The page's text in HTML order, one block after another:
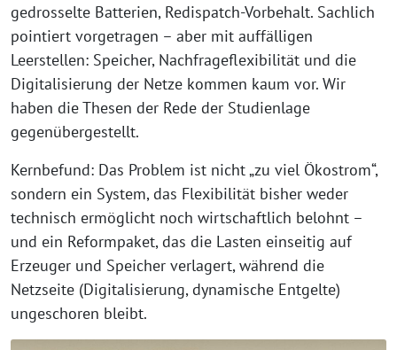
gedrosselte Batterien, Redispatch-Vorbehalt. Sachlich
pointiert vorgetragen – aber mit auffälligen
Leerstellen: Speicher, Nachfrageflexibilität und die
Digitalisierung der Netze kommen kaum vor. Wir
haben die Thesen der Rede der Studienlage
gegenübergestellt.
Kernbefund: Das Problem ist nicht „zu viel Ökostrom“,
sondern ein System, das Flexibilität bisher weder
technisch ermöglicht noch wirtschaftlich belohnt –
und ein Reformpaket, das die Lasten einseitig auf
Erzeuger und Speicher verlagert, während die
Netzseite (Digitalisierung, dynamische Entgelte)
ungeschoren bleibt.